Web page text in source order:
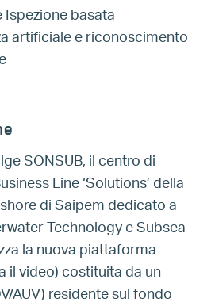
basata
artificiale e riconoscimento
SONSUB, il centro di
Line ‘Solutions’ della
di Saipem dedicato a
Technology e Subsea
la nuova piattaforma
il video) costituita da un
AUV) residente sul fondo